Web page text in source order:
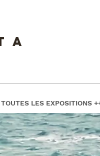
TOUTES LES EXPOSITIONS